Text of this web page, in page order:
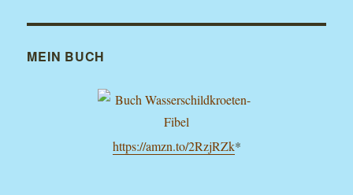
MEIN BUCH
https://amzn.to/2RzjRZk*